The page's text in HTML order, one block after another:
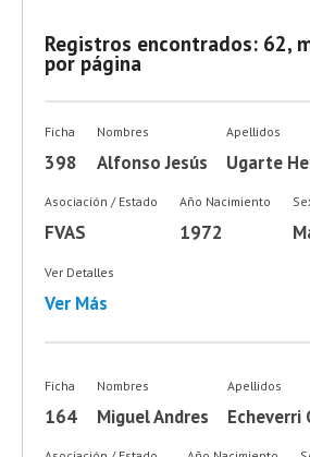
Registros encontrados: 62,
por página
Ficha
398
Nombres
Alfonso Jesús
Apellidos
Ugarte
Asociación / Estado
FVAS
Año Nacimiento
1972
Ver Detalles
Ver Más
Ficha
164
Nombres
Miguel Andres
Apellidos
Echeverri